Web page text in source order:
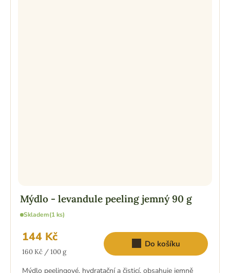
Mýdlo - levandule peeling jemný 90 g
Skladem(1 ks)
144 Kč
Měrná
160 Kč / 100 g
Do košíku
Mýdlo peelingové, hydratační a čisticí, obsahuje jemně